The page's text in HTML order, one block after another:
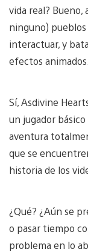
vida real? Bueno,
ninguno)
interactuar, y
efectos animados.
Sí, Asdivine
un jugador
aventura
que se
historia de los
¿Qué? ¿Aún se
o pasar tiempo
problema en lo